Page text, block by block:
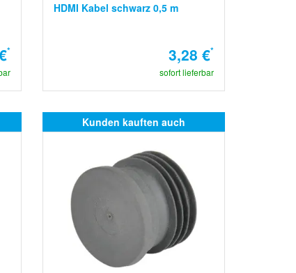
*
HDMI Kabel schwarz 0,5 m
3,28 €*
sofort lieferbar
Kunden kauften auch